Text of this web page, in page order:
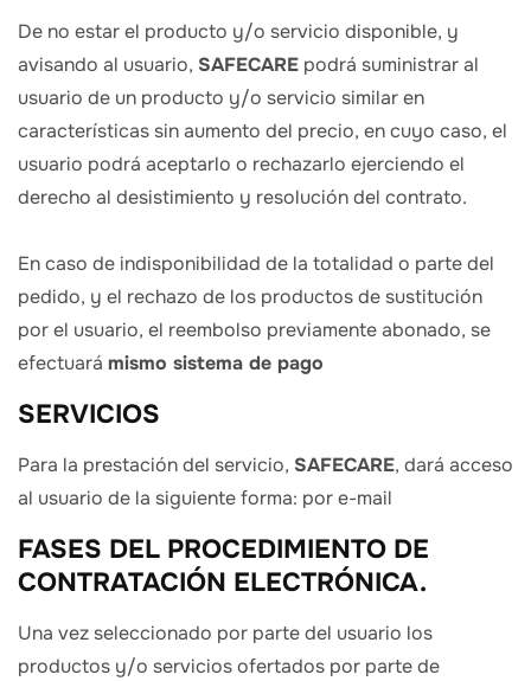
De no estar el producto y/o servicio disponible, y
avisando al usuario, SAFECARE podrá suministrar al
usuario de un producto y/o servicio similar en
características sin aumento del precio, en cuyo caso, el
usuario podrá aceptarlo o rechazarlo ejerciendo el
derecho al desistimiento y resolución del contrato.
En caso de indisponibilidad de la totalidad o parte del
pedido, y el rechazo de los productos de sustitución
por el usuario, el reembolso previamente abonado, se
efectuará mismo sistema de pago
SERVICIOS
Para la prestación del servicio, SAFECARE, dará acceso
al usuario de la siguiente forma: por e-mail
FASES DEL PROCEDIMIENTO DE
CONTRATACIÓN ELECTRÓNICA.
Una vez seleccionado por parte del usuario los
productos y/o servicios ofertados por parte de